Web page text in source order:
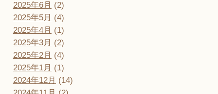
2025年6月 (2)
2025年5月 (4)
2025年4月 (1)
2025年3月 (2)
2025年2月 (4)
2025年1月 (1)
2024年12月 (14)